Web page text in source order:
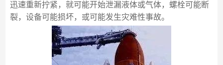
迅速重新拧紧，就可能开始泄漏液体或气体，螺栓可能断
裂，设备可能损坏，或可能发生灾难性事故。